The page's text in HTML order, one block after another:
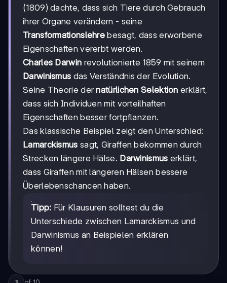
(1809) dachte, dass sich Tiere durch Gebrauch
ihrer Organe verändern - seine
Transformationslehre besagt, dass erworbene
Eigenschaften vererbt werden.
Charles Darwin revolutionierte 1859 mit seinem
Darwinismus das Verständnis der Evolution.
Seine Theorie dernatürlichen Selektion erklärt,
dass sich Individuen mit vorteilhaften
Eigenschaften besser fortpflanzen.
Das klassische Beispiel zeigt den Unterschied:
Lamarckismus sagt, Giraffen bekommen durch
Strecken längere Hälse. Darwinismus erklärt,
dass Giraffen mit längeren Hälsen bessere
Überlebenschancen haben.
Tipp: Für Klausuren solltest du die
Unterschiede zwischen Lamarckismus und
Darwinismus an Beispielen erklären
können!